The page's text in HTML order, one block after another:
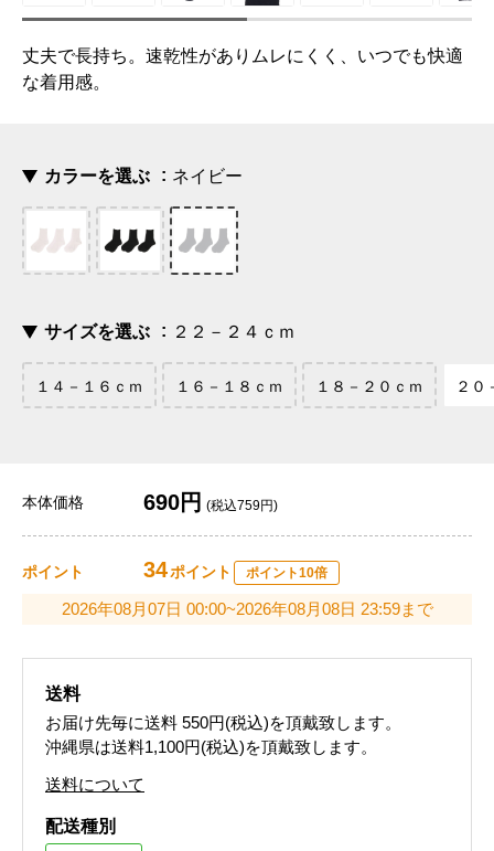
丈夫で長持ち。速乾性がありムレにくく、いつでも快適
な着用感。
カラーを選ぶ ネイビー
サイズを選ぶ ２２－２４ｃｍ
１４－１６ｃｍ １６－１８ｃｍ １８－２０ｃｍ ２０
本体価格 690円 (税込759円)
ポイント 34ポイント ポイント10倍
2026年08月07日 00:00~2026年08月08日 23:59まで
送料
お届け先毎に送料 550円(税込)を頂戴致します。
沖縄県は送料1,100円(税込)を頂戴致します。
送料について
配送種別